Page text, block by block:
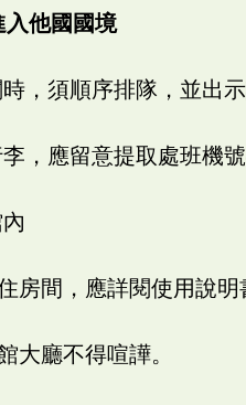
入他國國境
，須順序排隊，並出
，應留意提取處班機
房間，應詳閱使用說明
大廳不得喧譁。